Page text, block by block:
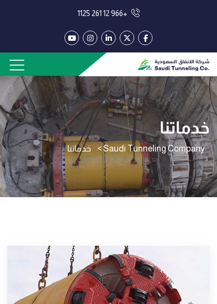
+966 12 261 1125
خدماتنا
Saudi Tunneling Company
> خدماتنا